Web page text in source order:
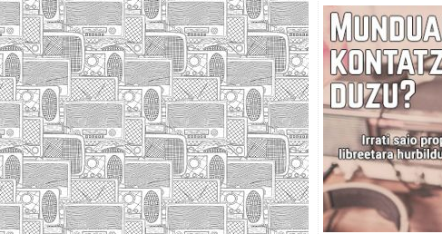
c
e
b
o
o
i
t
t
e
r